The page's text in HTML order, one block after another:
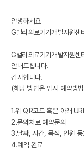
안녕하세요
G밸리의료기기개발지원센
G밸리의료기기개발지원센
안내드립니다.
감사합니다.
(해당 방법은 임시 예약방
1.위 QR코드 혹은 아래
2.문의처로 예약문의
3.날짜, 시간, 목적, 인원 등
4.예약 완료